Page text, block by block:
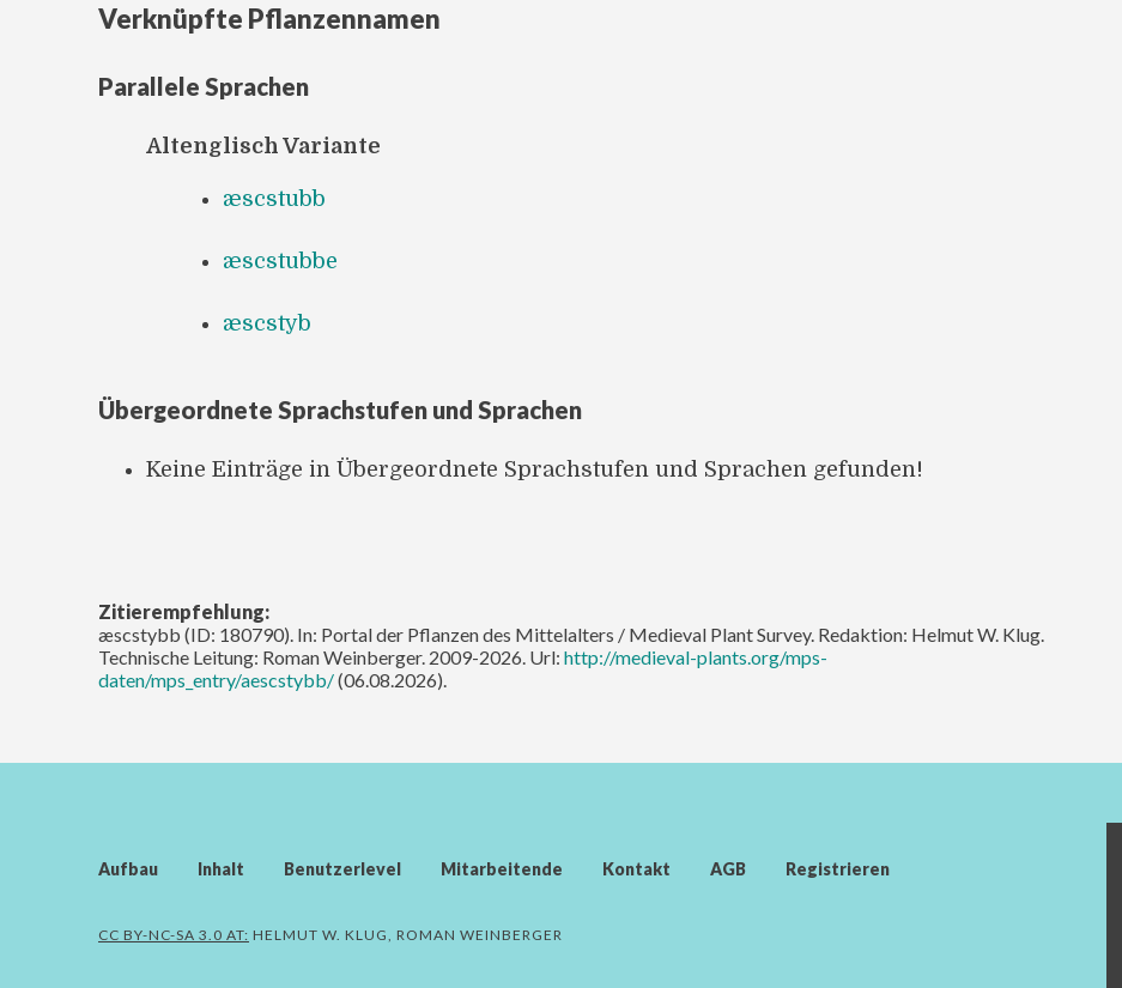
Verknüpfte Pflanzennamen
Parallele Sprachen
Altenglisch Variante
æscstubb
æscstubbe
æscstyb
Übergeordnete Sprachstufen und Sprachen
Keine Einträge in Übergeordnete Sprachstufen und Sprachen gefunden!
Zitierempfehlung:
æscstybb (ID: 180790). In: Portal der Pflanzen des Mittelalters / Medieval Plant Survey. Redaktion: Helmut W. Klug.
Technische Leitung: Roman Weinberger. 2009-2026. Url: http://medieval-plants.org/mps-
daten/mps_entry/aescstybb/(06.08.2026).
Aufbau Inhalt Benutzerlevel Mitarbeitende Kontakt AGB Registrieren
CC BY-NC-SA 3.0 AT: HELMUT W. KLUG, ROMAN WEINBERGER